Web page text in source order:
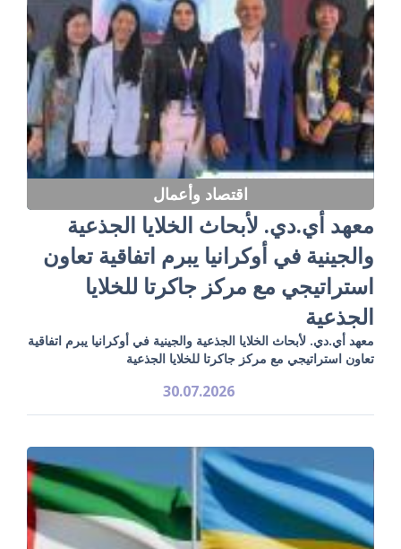
اقتصاد وأعمال
معهد أي.دي. لأبحاث الخلايا الجذعية
والجينية في أوكرانيا يبرم اتفاقية تعاون
استراتيجي مع مركز جاكرتا للخلايا
الجذعية
معهد أي.دي. لأبحاث الخلايا الجذعية والجينية في أوكرانيا يبرم اتفاقية
تعاون استراتيجي مع مركز جاكرتا للخلايا الجذعية
30.07.2026